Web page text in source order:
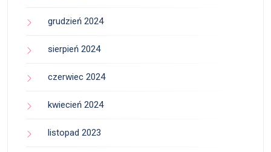
grudzień 2024
sierpień 2024
czerwiec 2024
kwiecień 2024
listopad 2023